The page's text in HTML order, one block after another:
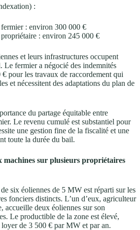
:
: environ 300 000 €
: environ 245 000 €
et leurs infrastructures occupent
Le fermier a négocié des indemnités
pour les travaux de raccordement qui
et nécessitent des adaptations du plan de
du partage équitable entre
Le revenu cumulé est substantiel pour
une gestion fine de la fiscalité et une
toute la durée du bail.
machines sur plusieurs propriétaires
six éoliennes de 5 MW est réparti sur les
fonciers distincts. L’un d’eux, agriculteur
accueille deux éoliennes sur son
Le productible de la zone est élevé,
de 3 500 € par MW et par an.